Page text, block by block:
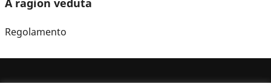
A ragion veduta
Regolamento